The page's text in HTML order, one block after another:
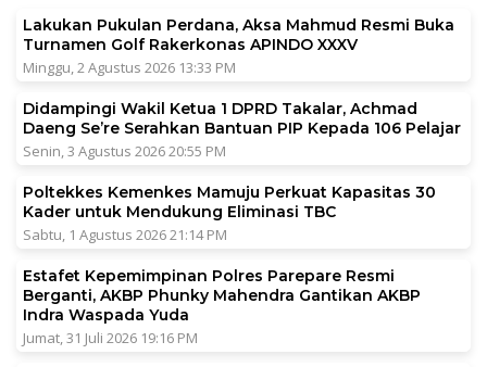
Lakukan Pukulan Perdana, Aksa Mahmud Resmi Buka
Turnamen Golf Rakerkonas APINDO XXXV
Minggu, 2 Agustus 2026 13:33 PM
Didampingi Wakil Ketua 1 DPRD Takalar, Achmad
Daeng Se’re Serahkan Bantuan PIP Kepada 106 Pelajar
Senin, 3 Agustus 2026 20:55 PM
Poltekkes Kemenkes Mamuju Perkuat Kapasitas 30
Kader untuk Mendukung Eliminasi TBC
Sabtu, 1 Agustus 2026 21:14 PM
Estafet Kepemimpinan Polres Parepare Resmi
Berganti, AKBP Phunky Mahendra Gantikan AKBP
Indra Waspada Yuda
Jumat, 31 Juli 2026 19:16 PM